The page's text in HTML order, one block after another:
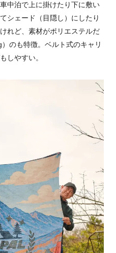
中泊で上に掛けたり下に敷い
シェード（目隠し）にしたり
れど、素材がポリエステルだ
のも特徴。ベルト式のキャリ
しやすい。